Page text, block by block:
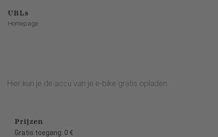
URLs
Homepage
Hier kun je de accu van je e-bike gratis opladen.
Prijzen
Gratis toegang: 0 €